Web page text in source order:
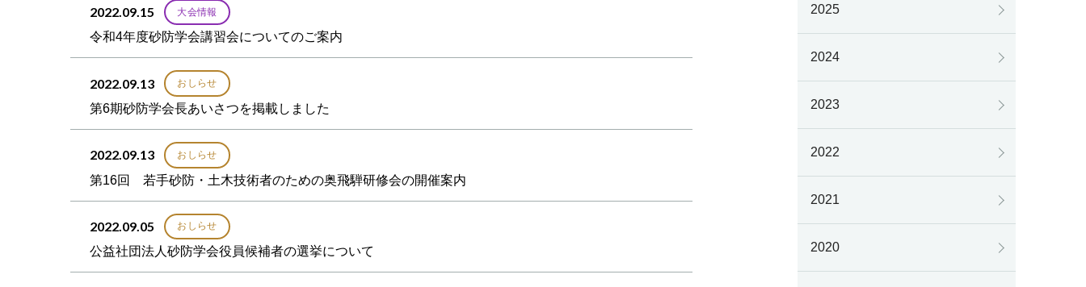
2022.09.15 大会情報
令和4年度砂防学会講習会についてのご案内
2022.09.13 おしらせ
第6期砂防学会長あいさつを掲載しました
2022.09.13 おしらせ
第16回 若手砂防・土木技術者のための奥飛騨研修会の開催案内
2022.09.05 おしらせ
公益社団法人砂防学会役員候補者の選挙について
2025
2024
2023
2022
2021
2020